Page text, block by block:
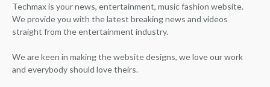
Techmax is your news, entertainment, music fashion website.
We provide you with the latest breaking news and videos
straight from the entertainment industry.
We are keen in making the website designs, we love our work
and everybody should love theirs.